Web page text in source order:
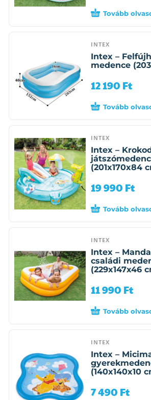
Tovább
INTEX
Intex –
medence
12 190 Ft
Tovább
INTEX
Intex –
(201x170x84
19 990 Ft
Tovább
INTEX
Intex –
családi
(229x147x46
11 990 Ft
Tovább
INTEX
Intex –
(140x140x10
7 490 Ft